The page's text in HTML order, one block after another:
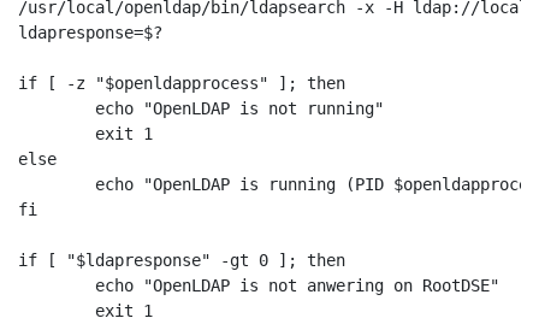
/usr/local/openldap/bin/ldapsearch -x -H ldap://
ldapresponse=$?
if [ -z "$openldapprocess" ]; then
echo "OpenLDAP is not running"
exit 1
else
echo "OpenLDAP is running (PID
fi
if [ "$ldapresponse" -gt 0 ]; then
echo "OpenLDAP is not anwering on RootDSE"
exit 1